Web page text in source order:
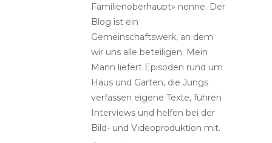
Familienoberhaupt» nenne. Der
Blog ist ein
Gemeinschaftswerk, an dem
wir uns alle beteiligen. Mein
Mann liefert Episoden rund um
Haus und Garten, die Jungs
verfassen eigene Texte, führen
Interviews und helfen bei der
Bild- und Videoproduktion mit.